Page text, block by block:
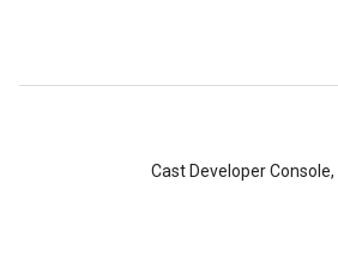
Cast Developer